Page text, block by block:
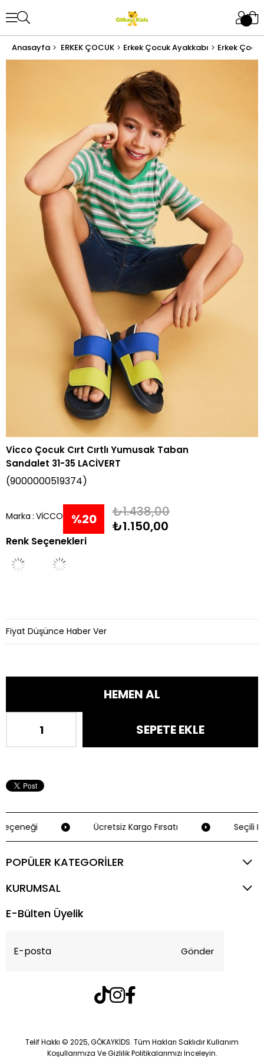
Anasayfa ERKEK ÇOCUK Erkek Çocuk Ayakkabı Erkek
Vicco Çocuk Cırt Cırtlı Yumusak Taban
Sandalet 31-35 LACİVERT
(9000000519374)
Marka : VİCCO %20
İndirim
₺1.438,00
₺1.150,00
Renk Seçenekleri
Fiyat Düşünce Haber Ver
Ücretsiz Kargo Fırsatı Seçili
POPÜLER KATEGORİLER
KURUMSAL
E-Bülten Üyelik
Gönder
Telif Hakkı © 2025, GÖKAYKİDS. Tüm Hakları Saklıdır Kullanım
Koşullarımıza Ve Gizlilik Politikalarımızı İnceleyin.